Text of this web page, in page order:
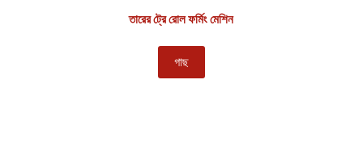
তারের ট্রে রোল ফর্মিং মেশিন
গাছ